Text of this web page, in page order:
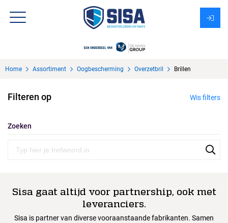
Over Sisa
KMS
Uitzendbureau?
Home Assortiment Oogbescherming Overzetbril Brillen
Filteren op Wis filters
Zoeken
Sisa gaat altijd voor partnership, ook met
leveranciers.
Sisa is partner van diverse vooraanstaande fabrikanten. Samen